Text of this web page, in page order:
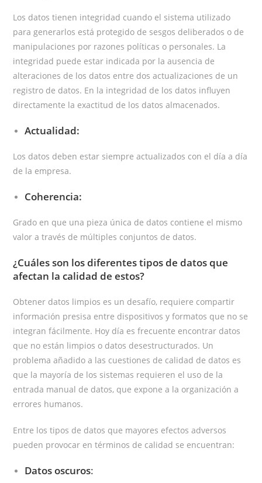
Los datos tienen integridad cuando el sistema utilizado
para generarlos está protegido de sesgos deliberados o de
manipulaciones por razones políticas o personales. La
integridad puede estar indicada por la ausencia de
alteraciones de los datos entre dos actualizaciones de un
registro de datos. En la integridad de los datos influyen
directamente la exactitud de los datos almacenados.
Actualidad:
Los datos deben estar siempre actualizados con el día a día
de la empresa.
Coherencia:
Grado en que una pieza única de datos contiene el mismo
valor a través de múltiples conjuntos de datos.
¿Cuáles son los diferentes tipos de datos que
afectan la calidad de estos?
Obtener datos limpios es un desafío, requiere compartir
información presisa entre dispositivos y formatos que no se
integran fácilmente. Hoy día es frecuente encontrar datos
que no están limpios o datos desestructurados. Un
problema añadido a las cuestiones de calidad de datos es
que la mayoría de los sistemas requieren el uso de la
entrada manual de datos, que expone a la organización a
errores humanos.
Entre los tipos de datos que mayores efectos adversos
pueden provocar en términos de calidad se encuentran:
Datos oscuros: